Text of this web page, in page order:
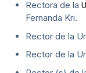
Rectora de la
Fernanda Kri.
Rector de la
Rector de la